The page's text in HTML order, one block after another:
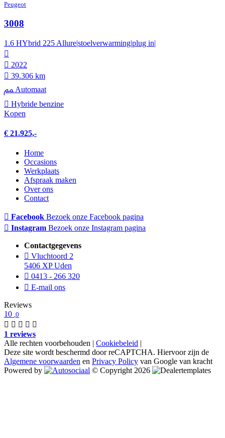
Peugeot
3008
1.6 HYbrid 225 Allure|stoelverwarming|plug in|
2022
39.306 km
Automaat
Hybride benzine
Kopen
€ 21.925,-
Home
Occasions
Werkplaats
Afspraak maken
Over ons
Contact
Facebook Bezoek onze Facebook pagina
Instagram Bezoek onze Instagram pagina
Contactgegevens
Vluchtoord 2
5406 XP Uden
0413 - 266 320
E-mail ons
Reviews
10 ,0
1 reviews
Alle rechten voorbehouden | Cookiebeleid |
Deze site wordt beschermd door reCAPTCHA. Hiervoor zijn de
Algemene voorwaarden en Privacy Policy van Google van kracht
Powered by
© Copyright 2026